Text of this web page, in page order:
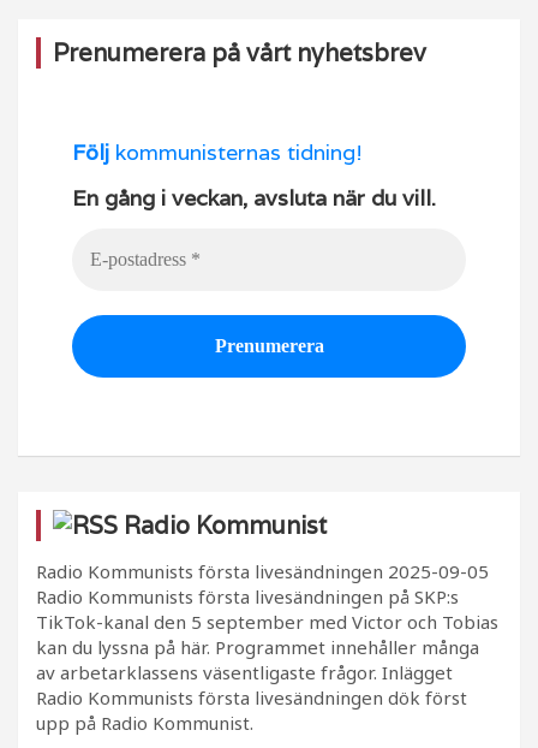
Prenumerera på vårt nyhetsbrev
Följ kommunisternas tidning!
En gång i veckan, avsluta när du vill.
Radio Kommunist
Radio Kommunists första livesändningen 2025-09-05
Radio Kommunists första livesändningen på SKP:s
TikTok-kanal den 5 september med Victor och Tobias
kan du lyssna på här. Programmet innehåller många
av arbetarklassens väsentligaste frågor. Inlägget
Radio Kommunists första livesändningen dök först
upp på Radio Kommunist.